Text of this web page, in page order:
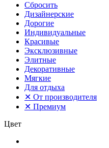
Сбросить
Дизайнерские
Дорогие
Индивидуальные
Красивые
Эксклюзивные
Элитные
Декоративные
Мягкие
Для отдыха
✕ От производителя
✕ Премиум
Цвет